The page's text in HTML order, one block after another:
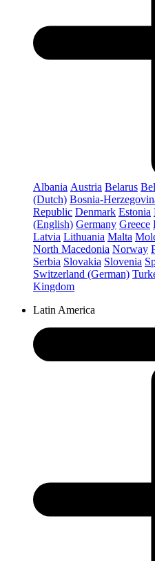
Albania Austria Belarus
(Dutch) Bosnia-
Republic Denmark Estonia
(English) Germany Greece
Latvia Lithuania Malta
North Macedonia Norway
Serbia Slovakia Slovenia
Switzerland (German)
Kingdom
Latin America